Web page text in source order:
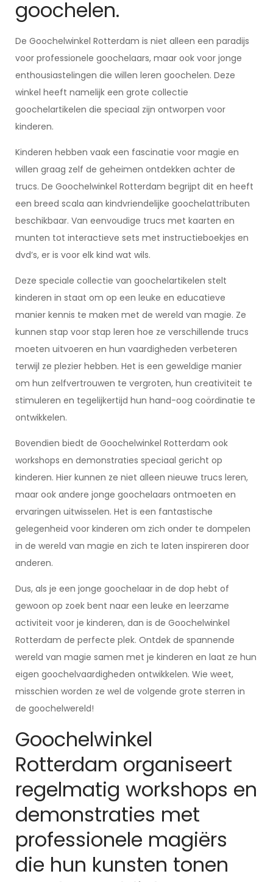
goochelen.
De Goochelwinkel Rotterdam is niet alleen een paradijs
voor professionele goochelaars, maar ook voor jonge
enthousiastelingen die willen leren goochelen. Deze
winkel heeft namelijk een grote collectie
goochelartikelen die speciaal zijn ontworpen voor
kinderen.
Kinderen hebben vaak een fascinatie voor magie en
willen graag zelf de geheimen ontdekken achter de
trucs. De Goochelwinkel Rotterdam begrijpt dit en heeft
een breed scala aan kindvriendelijke goochelattributen
beschikbaar. Van eenvoudige trucs met kaarten en
munten tot interactieve sets met instructieboekjes en
dvd’s, er is voor elk kind wat wils.
Deze speciale collectie van goochelartikelen stelt
kinderen in staat om op een leuke en educatieve
manier kennis te maken met de wereld van magie. Ze
kunnen stap voor stap leren hoe ze verschillende trucs
moeten uitvoeren en hun vaardigheden verbeteren
terwijl ze plezier hebben. Het is een geweldige manier
om hun zelfvertrouwen te vergroten, hun creativiteit te
stimuleren en tegelijkertijd hun hand-oog coördinatie te
ontwikkelen.
Bovendien biedt de Goochelwinkel Rotterdam ook
workshops en demonstraties speciaal gericht op
kinderen. Hier kunnen ze niet alleen nieuwe trucs leren,
maar ook andere jonge goochelaars ontmoeten en
ervaringen uitwisselen. Het is een fantastische
gelegenheid voor kinderen om zich onder te dompelen
in de wereld van magie en zich te laten inspireren door
anderen.
Dus, als je een jonge goochelaar in de dop hebt of
gewoon op zoek bent naar een leuke en leerzame
activiteit voor je kinderen, dan is de Goochelwinkel
Rotterdam de perfecte plek. Ontdek de spannende
wereld van magie samen met je kinderen en laat ze hun
eigen goochelvaardigheden ontwikkelen. Wie weet,
misschien worden ze wel de volgende grote sterren in
de goochelwereld!
Goochelwinkel
Rotterdam organiseert
regelmatig workshops en
demonstraties met
professionele magiërs
die hun kunsten tonen